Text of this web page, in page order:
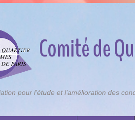
Comité de
pour l’étude et l’amélioration des